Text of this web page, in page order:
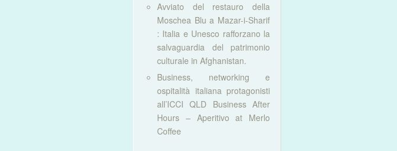
Avviato del restauro della
Moschea Blu a Mazar-i-Sharif
: Italia e Unesco rafforzano la
salvaguardia del patrimonio
culturale in Afghanistan.
Business, networking e
ospitalità italiana protagonisti
all’ICCI QLD Business After
Hours – Aperitivo at Merlo
Coffee